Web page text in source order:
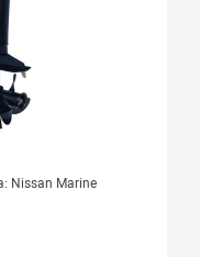
Nissan Marine